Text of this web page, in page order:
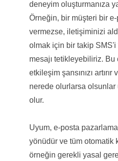
deneyim oluşturmanıza
Örneğin, bir müşteri bir e-
vermezse, iletişiminizi
olmak için bir takip
mesajı tetikleyebiliriz. Bu
etkileşim şansınızı
nerede olurlarsa olsunlar
olur.
Uyum, e-posta
yönüdür ve tüm otomatik
örneğin gerekli yasal